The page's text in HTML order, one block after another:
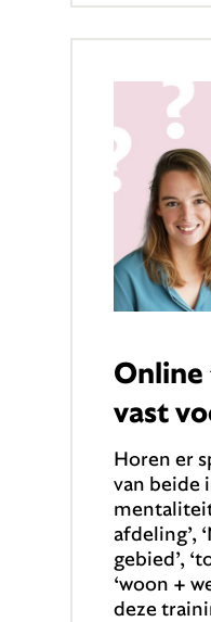
vast
Horen er
van beide
afdeling’,
gebied’,
‘woon +
deze